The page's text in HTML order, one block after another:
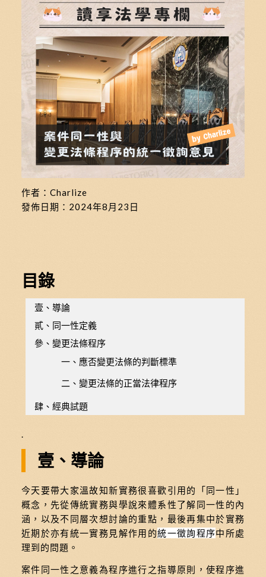
作者：Charlize
發佈日期： 2024年8月23日
目錄
壹、導論
貳、同一性定義
參、變更法條程序
一、應否變更法條的判斷標準
二、變更法條的正當法律程序
肆、經典試題
.
壹、導論
今天要帶大家溫故知新實務很喜歡引用的「同一性」
概念，先從傳統實務與學說來體系性了解同一性的內
涵，以及不同層次想討論的重點，最後再集中於實務
近期於亦有統一實務見解作用的統一徵詢程序中所處
理到的問題。
案件同一性之意義為程序進行之指導原則，使程序進